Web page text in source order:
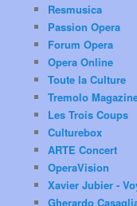
Resmusica
Passion Opera
Forum Opera
Opera Online
Toute la Culture
Tremolo
Les Trois Coups
Culturebox
ARTE Concert
OperaVision
Xavier Jubier -
Gherardo